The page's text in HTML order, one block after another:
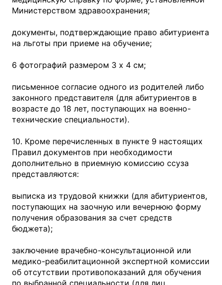
Министерством здравоохранения;
документы, подтверждающие право абитуриента
на льготы при приеме на обучение;
6 фотографий размером 3 х 4 см;
письменное согласие одного из родителей либо
законного представителя (для абитуриентов в
возрасте до 18 лет, поступающих на военно-
технические специальности).
10. Кроме перечисленных в пункте 9 настоящих
Правил документов при необходимости
дополнительно в приемную комиссию ссуза
представляются:
выписка из трудовой книжки (для абитуриентов,
поступающих на заочную или вечернюю форму
получения образования за счет средств
бюджета);
заключение врачебно-консультационной или
медико-реабилитационной экспертной комиссии
об отсутствии противопоказаний для обучения